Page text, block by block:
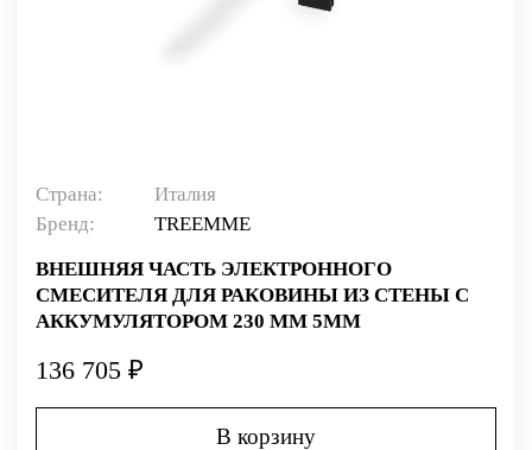
Страна:
Италия
Бренд:
TREEMME
ВНЕШНЯЯ ЧАСТЬ ЭЛЕКТРОННОГО
СМЕСИТЕЛЯ ДЛЯ РАКОВИНЫ ИЗ СТЕНЫ С
АККУМУЛЯТОРОМ 230 ММ 5MM
136 705 ₽
В корзину